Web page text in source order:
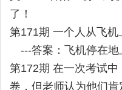
了！
第171期 一个人从飞机
---答案：飞机停在地
第172期 在一次考试
卷，但老师认为他们